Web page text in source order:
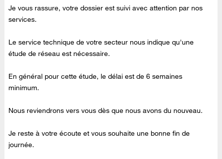
Je vous rassure, votre dossier est suivi avec attention par nos
services.
Le service technique de votre secteur nous indique qu'une
étude de réseau est nécessaire.
En général pour cette étude, le délai est de 6 semaines
minimum.
Nous reviendrons vers vous dès que nous avons du nouveau.
Je reste à votre écoute et vous souhaite une bonne fin de
journée.